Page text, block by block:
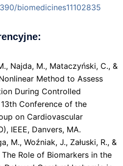
biomedicines11102835
Najda, M., Mataczyński, C., &
Method to Assess
During Controlled
Conference of the
on Cardiovascular
IEEE, Danvers, MA.
M., Woźniak, J., Załuski, R., &
Role of Biomarkers in the